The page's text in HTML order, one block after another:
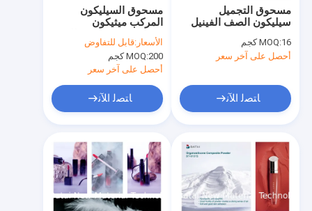
منتجات
معلومات عنا
مسحوق السيليكون
المركب ميثيكون
البوليمر المتقاطع تأثير
سلس
الأسعار:قابل للتفاوض
MOQ:200 كجم
أحصل على آخر سعر
ﺎﺘﺼﻟ ﺍﻶﻧ
مسحوق التجميل
سيليكون الصف الفينيل
Silsesquioxane
Crosspolymer للواقي
MOQ:16 كجم
أحصل على آخر سعر
ﺎﺘﺼﻟ ﺍﻶﻧ